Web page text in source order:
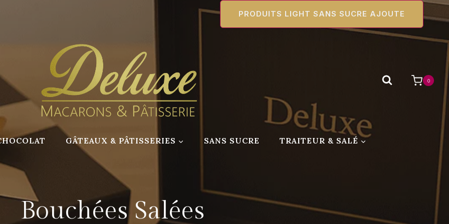
PRODUITS LIGHT SANS SUCRE AJOUTE
0
GÂTEAUX & PÂTISSERIES SANS SUCRE TRAITEUR & SALÉ
Bouchées Salées